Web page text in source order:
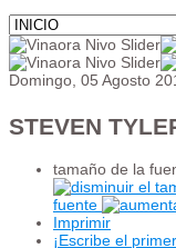
Domingo, 05 Agosto
STEVEN
tamaño de la
fuente
Imprimir
¡Escribe el